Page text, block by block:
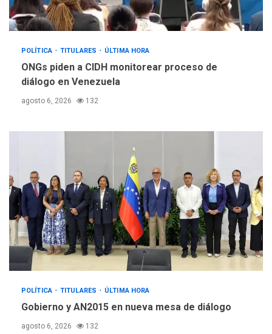
POLÍTICA TITULARES ÚLTIMA HORA
ONGs piden a CIDH monitorear proceso de
diálogo en Venezuela
agosto 6, 2026 132
POLÍTICA TITULARES ÚLTIMA HORA
Gobierno y AN2015 en nueva mesa de diálogo
agosto 6, 2026 132